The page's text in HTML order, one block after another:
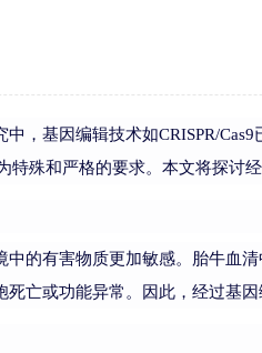
中，基因编辑技术如CRISPR/Cas9
特殊和严格的要求。本文将探讨
中的有害物质更加敏感。胎牛血
死亡或功能异常。因此，经过基